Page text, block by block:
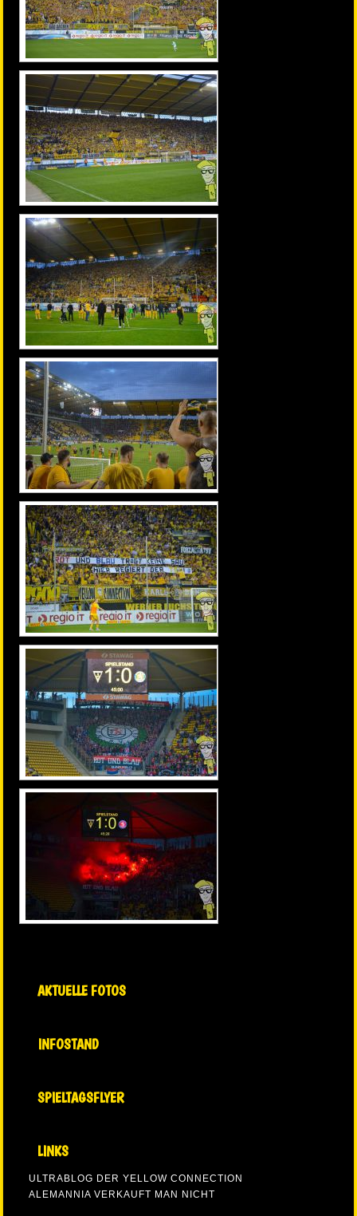
AKTUELLE FOTOS
INFOSTAND
SPIELTAGSFLYER
LINKS
ULTRABLOG DER YELLOW CONNECTION
ALEMANNIA VERKAUFT MAN NICHT